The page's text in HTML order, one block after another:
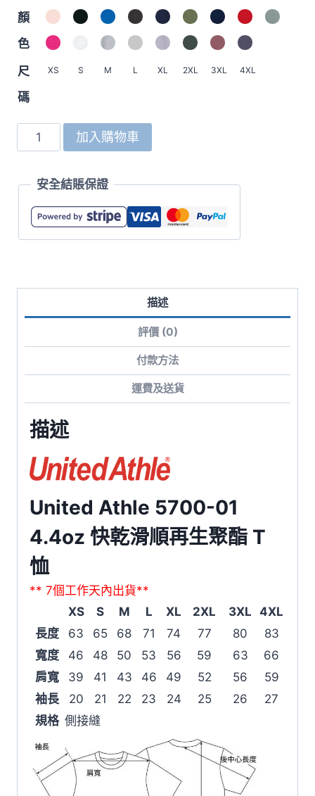
HK$59.0
到
顏
色
尺
碼
XS S M L XL 2XL 3XL 4XL
5700
4.4oz
乾
量
加入購物車
安全結賬保證
描述
評價 (0)
付款方法
運費及送貨
描述
United Athle 5700-01
4.4oz 快乾滑順再生聚酯 T
恤
** 7個工作天內出貨**
XS
S M L XL 2XL 3XL 4XL
長度
63 65 68 71 74 77 80
83
寬度
46 48 50 53 56 59 63
66
肩寬
39 41 43 46 49 52 56
59
袖長
20 21 22 23 24 25 26
27
規格 側接縫